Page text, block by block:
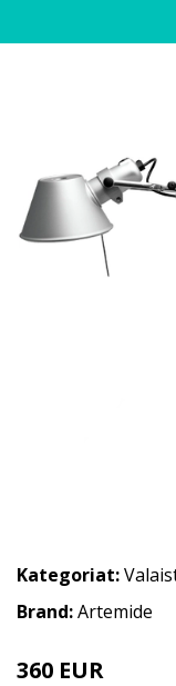
Kategoriat:
Brand:Artemide
360 EUR